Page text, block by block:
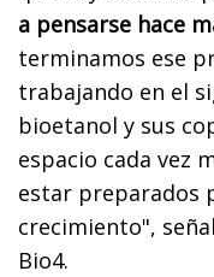
a pensarse hace
terminamos ese
trabajando en el
bioetanol y sus
espacio cada vez
estar preparados
crecimiento",
Bio4.